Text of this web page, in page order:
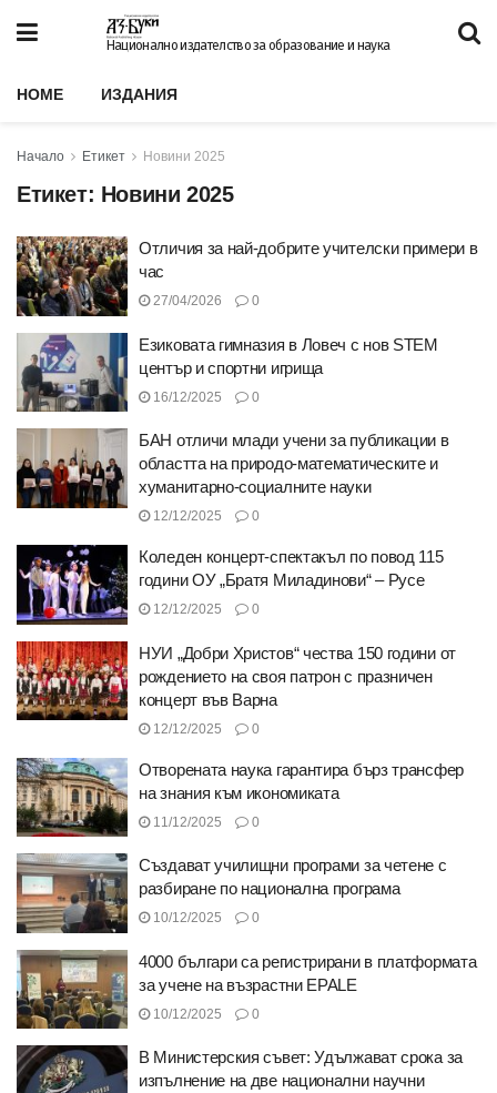
Национално издателство за образование и наука
HOME ИЗДАНИЯ
Начало Етикет Новини 2025
Етикет: Новини 2025
Отличия за най-добрите учителски примери в
час
27/04/2026 0
Езиковата гимназия в Ловеч с нов STEM
център и спортни игрища
16/12/2025 0
БАН отличи млади учени за публикации в
областта на природо-математическите и
хуманитарно-социалните науки
12/12/2025 0
Коледен концерт-спектакъл по повод 115
години ОУ „Братя Миладинови“ – Русе
12/12/2025 0
НУИ „Добри Христов“ чества 150 години от
рождението на своя патрон с празничен
концерт във Варна
12/12/2025 0
Отворената наука гарантира бърз трансфер
на знания към икономиката
11/12/2025 0
Създават училищни програми за четене с
разбиране по национална програма
10/12/2025 0
4000 българи са регистрирани в платформата
за учене на възрастни EPALE
10/12/2025 0
В Министерския съвет: Удължават срока за
изпълнение на две национални научни